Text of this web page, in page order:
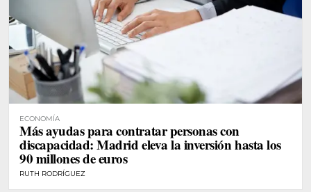
ECONOMÍA
Más ayudas para contratar personas con
discapacidad: Madrid eleva la inversión hasta los
90 millones de euros
RUTH RODRÍGUEZ